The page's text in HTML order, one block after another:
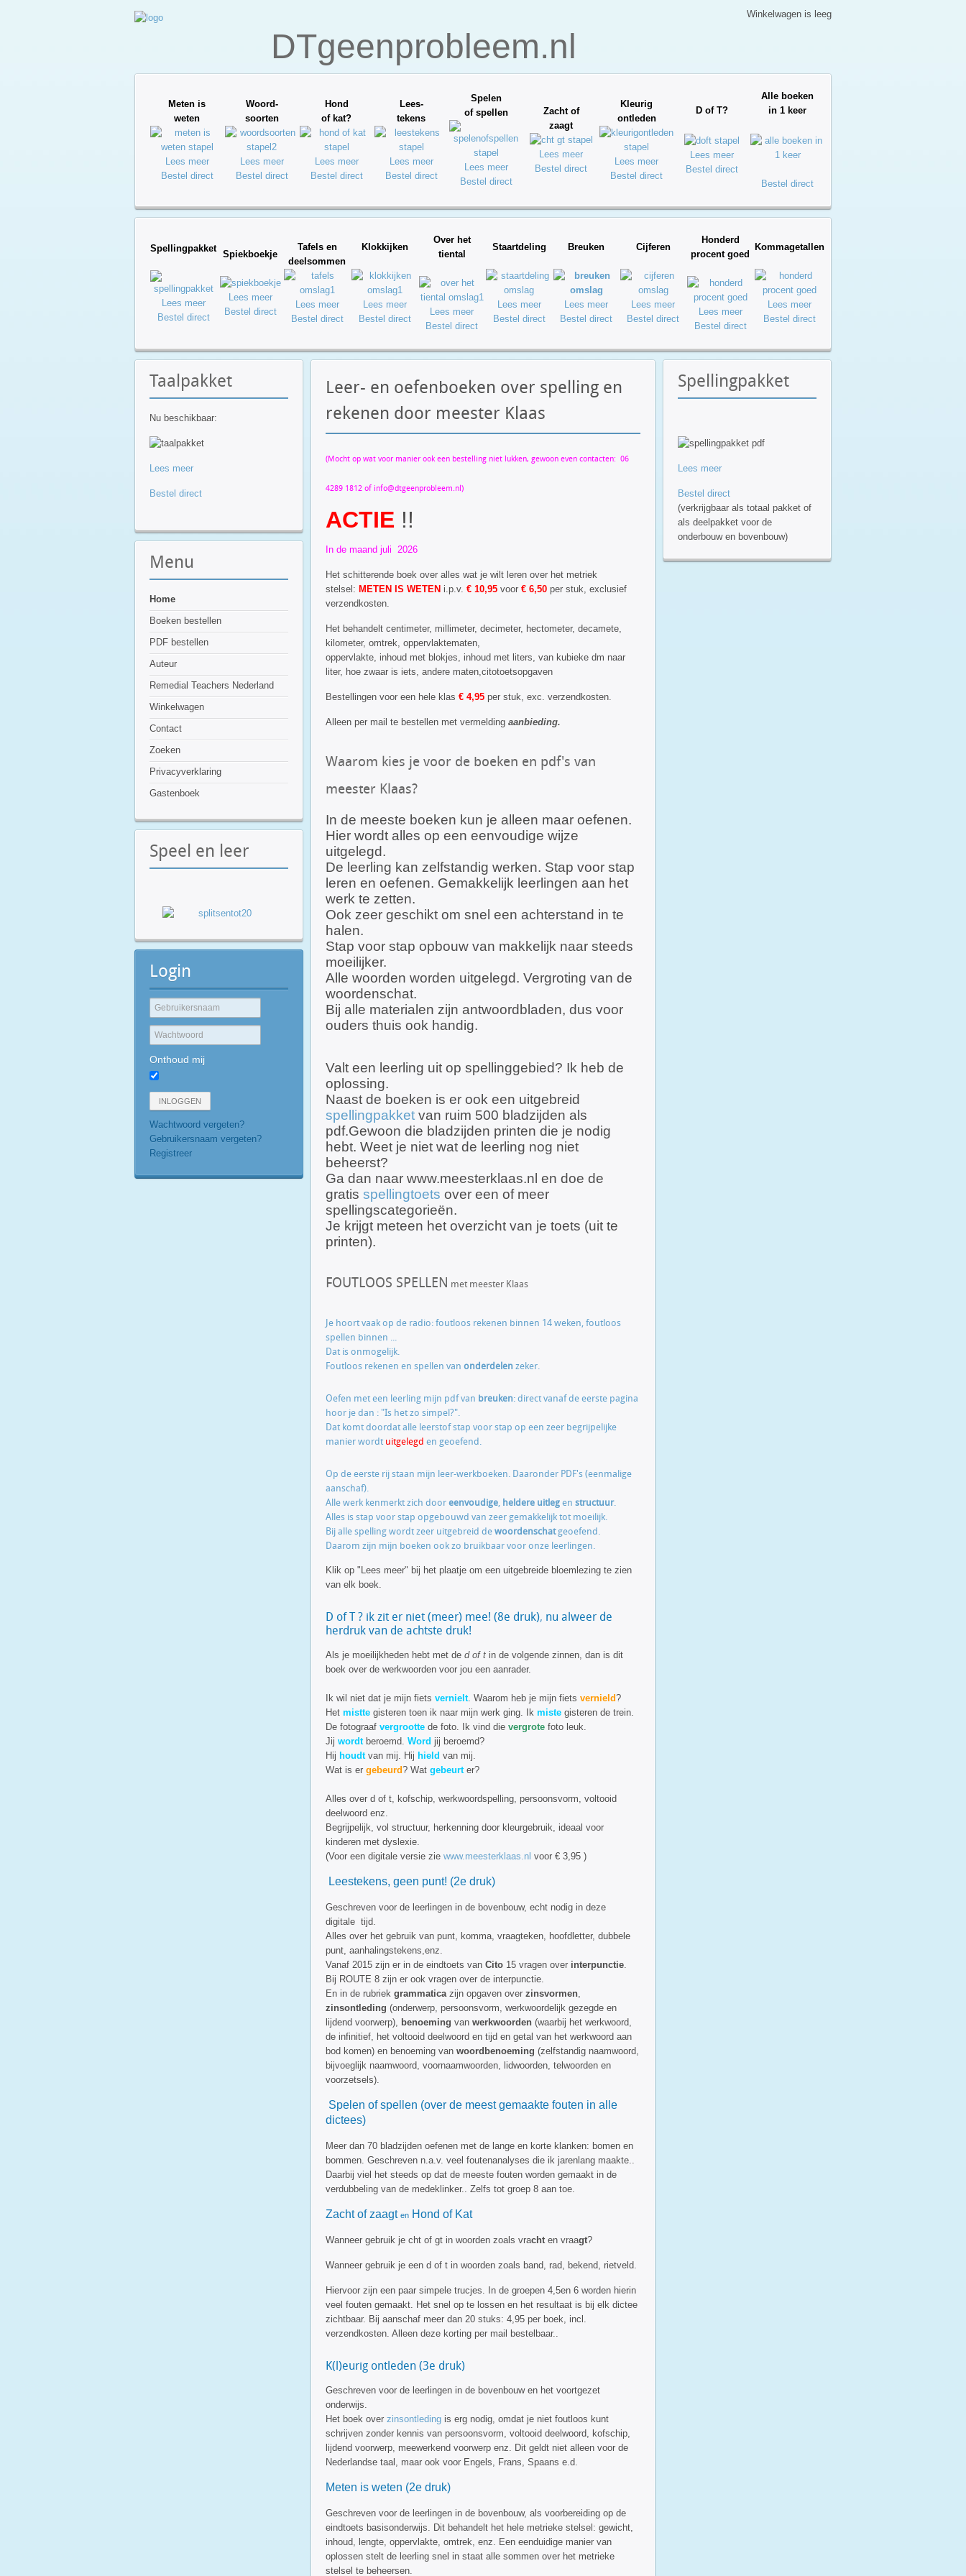
DTgeenprobleem.nl
Winkelwagen is leeg
Meten is
weten
Lees meer
Bestel direct
Woord-
soorten
Lees meer
Bestel direct
Hond
of kat?
Lees meer
Bestel direct
Lees-
tekens
Lees meer
Bestel direct
Spelen
of spellen
Lees meer
Bestel direct
Zacht of
zaagt
Lees meer
Bestel direct
Kleurig
ontleden
Lees meer
Bestel direct
D of T?
Lees meer
Bestel direct
Alle boeken
in 1 keer
Bestel direct
Spellingpakket
Lees meer
Bestel direct
Spiekboekje
Lees meer
Bestel direct
Tafels en
deelsommen
Lees meer
Bestel direct
Klokkijken
Lees meer
Bestel direct
Over het
tiental
Lees meer
Bestel direct
Staartdeling
Lees meer
Bestel direct
Breuken
Lees meer
Bestel direct
Cijferen
Lees meer
Bestel direct
Honderd
procent goed
Lees meer
Bestel direct
Kommagetallen
Lees meer
Bestel direct
Leer- en oefenboeken over spelling en
rekenen door meester Klaas
(Mocht op wat voor manier ook een bestelling niet lukken, gewoon even contacten: 06
4289 1812 of info@dtgeenprobleem.nl)
ACTIE !!
In de maand juli 2026
Het schitterende boek over alles wat je wilt leren over het metriek
stelsel: METEN IS WETEN i.p.v. € 10,95 voor € 6,50 per stuk, exclusief
verzendkosten.
Het behandelt centimeter, millimeter, decimeter, hectometer, decamete,
kilometer, omtrek, oppervlaktematen,
oppervlakte, inhoud met blokjes, inhoud met liters, van kubieke dm naar
liter, hoe zwaar is iets, andere maten,citotoetsopgaven
Bestellingen voor een hele klas € 4,95 per stuk, exc. verzendkosten.
Alleen per mail te bestellen met vermelding aanbieding.
Waarom kies je voor de boeken en pdf's van
meester Klaas?
In de meeste boeken kun je alleen maar oefenen.
Hier wordt alles op een eenvoudige wijze
uitgelegd.
De leerling kan zelfstandig werken. Stap voor stap
leren en oefenen. Gemakkelijk leerlingen aan het
werk te zetten.
Ook zeer geschikt om snel een achterstand in te
halen.
Stap voor stap opbouw van makkelijk naar steeds
moeilijker.
Alle woorden worden uitgelegd. Vergroting van de
woordenschat.
Bij alle materialen zijn antwoordbladen, dus voor
ouders thuis ook handig.
Valt een leerling uit op spellinggebied? Ik heb de
oplossing.
Naast de boeken is er ook een uitgebreid
spellingpakket van ruim 500 bladzijden als
pdf.Gewoon die bladzijden printen die je nodig
hebt. Weet je niet wat de leerling nog niet
beheerst?
Ga dan naar www.meesterklaas.nl en doe de
gratis spellingtoets over een of meer
spellingscategorieën.
Je krijgt meteen het overzicht van je toets (uit te
printen).
FOUTLOOS SPELLEN met meester Klaas
Je hoort vaak op de radio: foutloos rekenen binnen 14 weken, foutloos
spellen binnen ...
Dat is onmogelijk.
Foutloos rekenen en spellen van onderdelen zeker.
Oefen met een leerling mijn pdf van breuken: direct vanaf de eerste pagina
hoor je dan : "Is het zo simpel?".
Dat komt doordat alle leerstof stap voor stap op een zeer begrijpelijke
manier wordt uitgelegd en geoefend.
Op de eerste rij staan mijn leer-werkboeken. Daaronder PDF's (eenmalige
aanschaf).
Alle werk kenmerkt zich door eenvoudige, heldere uitleg en structuur.
Alles is stap voor stap opgebouwd van zeer gemakkelijk tot moeilijk.
Bij alle spelling wordt zeer uitgebreid de woordenschatgeoefend.
Daarom zijn mijn boeken ook zo bruikbaar voor onze leerlingen.
Klik op "Lees meer" bij het plaatje om een uitgebreide bloemlezing te zien
van elk boek.
D of T ? ik zit er niet (meer) mee! (8e druk), nu alweer de
herdruk van de achtste druk!
Als je moeilijkheden hebt met de d of t in de volgende zinnen, dan is dit
boek over de werkwoorden voor jou een aanrader.
Ik wil niet dat je mijn fiets vernielt. Waarom heb je mijn fiets vernield?
Het mistte gisteren toen ik naar mijn werk ging. Ik miste gisteren de trein.
De fotograaf vergrootte de foto. Ik vind die vergrote foto leuk.
Jij wordt beroemd. Word jij beroemd?
Hij houdt van mij. Hij hield van mij.
Wat is er gebeurd? Wat gebeurt er?
Alles over d of t, kofschip, werkwoordspelling, persoonsvorm, voltooid
deelwoord enz.
Begrijpelijk, vol structuur, herkenning door kleurgebruik, ideaal voor
kinderen met dyslexie.
(Voor een digitale versie zie www.meesterklaas.nl voor € 3,95 )
Leestekens, geen punt! (2e druk)
Geschreven voor de leerlingen in de bovenbouw, echt nodig in deze
digitale tijd.
Alles over het gebruik van punt, komma, vraagteken, hoofdletter, dubbele
punt, aanhalingstekens,enz.
Vanaf 2015 zijn er in de eindtoets van Cito 15 vragen over interpunctie.
Bij ROUTE 8 zijn er ook vragen over de interpunctie.
En in de rubriek grammaticazijn opgaven over zinsvormen,
zinsontleding (onderwerp, persoonsvorm, werkwoordelijk gezegde en
lijdend voorwerp), benoeming van werkwoorden (waarbij het werkwoord,
de infinitief, het voltooid deelwoord en tijd en getal van het werkwoord aan
bod komen) en benoeming van woordbenoeming (zelfstandig naamwoord,
bijvoeglijk naamwoord, voornaamwoorden, lidwoorden, telwoorden en
voorzetsels).
Spelen of spellen (over de meest gemaakte fouten in alle
dictees)
Meer dan 70 bladzijden oefenen met de lange en korte klanken: bomen en
bommen. Geschreven n.a.v. veel foutenanalyses die ik jarenlang maakte..
Daarbij viel het steeds op dat de meeste fouten worden gemaakt in de
verdubbeling van de medeklinker.. Zelfs tot groep 8 aan toe.
Zacht of zaagt en Hond of Kat
Wanneer gebruik je cht of gt in woorden zoals vrachten vraagt?
Wanneer gebruik je een d of t in woorden zoals band, rad, bekend, rietveld.
Hiervoor zijn een paar simpele trucjes. In de groepen 4,5en 6 worden hierin
veel fouten gemaakt. Het snel op te lossen en het resultaat is bij elk dictee
zichtbaar. Bij aanschaf meer dan 20 stuks: 4,95 per boek, incl.
verzendkosten. Alleen deze korting per mail bestelbaar..
K(l)eurig ontleden (3e druk)
Geschreven voor de leerlingen in de bovenbouw en het voortgezet
onderwijs.
Het boek over zinsontleding is erg nodig, omdat je niet foutloos kunt
schrijven zonder kennis van persoonsvorm, voltooid deelwoord, kofschip,
lijdend voorwerp, meewerkend voorwerp enz. Dit geldt niet alleen voor de
Nederlandse taal, maar ook voor Engels, Frans, Spaans e.d.
Meten is weten (2e druk)
Geschreven voor de leerlingen in de bovenbouw, als voorbereiding op de
eindtoets basisonderwijs. Dit behandelt het hele metrieke stelsel: gewicht,
inhoud, lengte, oppervlakte, omtrek, enz. Een eenduidige manier van
oplossen stelt de leerling snel in staat alle sommen over het metrieke
stelsel te beheersen.
Taalpakket
Nu beschikbaar:
Lees meer
Bestel direct
Menu
Home
Boeken bestellen
PDF bestellen
Auteur
Remedial Teachers Nederland
Winkelwagen
Contact
Zoeken
Privacyverklaring
Gastenboek
Speel en leer
Login
Onthoud mij
INLOGGEN
Wachtwoord vergeten?
Gebruikersnaam vergeten?
Registreer
Spellingpakket
Lees meer
Bestel direct
(verkrijgbaar als totaal pakket of
als deelpakket voor de
onderbouw en bovenbouw)